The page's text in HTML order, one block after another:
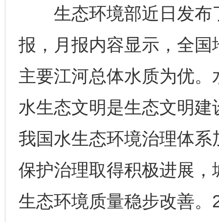
生态环境部近日发布
报，月报内容显示，全
主要江河总体水质为优
水生态文明是生态文明建
我国水生态环境治理体
保护治理取得积极进展
生态环境质量稳步改善